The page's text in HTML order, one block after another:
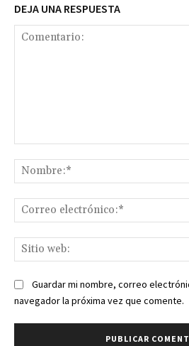
DEJA UNA RESPUESTA
Guardar mi nombre, correo
navegador la próxima vez que comente.